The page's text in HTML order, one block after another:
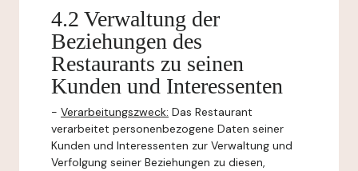
4.2 Verwaltung der
Beziehungen des
Restaurants zu seinen
Kunden und Interessenten
- Verarbeitungszweck: Das Restaurant
verarbeitet personenbezogene Daten seiner
Kunden und Interessenten zur Verwaltung und
Verfolgung seiner Beziehungen zu diesen,